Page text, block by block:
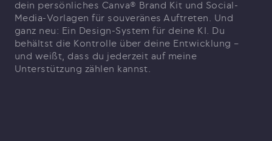
dein persönliches Canva® Brand Kit und Social-
Media-Vorlagen für souveränes Auftreten. Und
ganz neu: Ein Design-System für deine KI. Du
behältst die Kontrolle über deine Entwicklung –
und weißt, dass du jederzeit auf meine
Unterstützung zählen kannst.